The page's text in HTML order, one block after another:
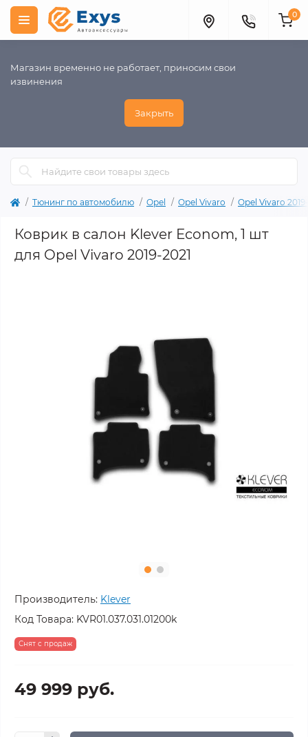
Магазин временно не работает, приносим свои
извинения
Закрыть
0
Тюнинг по автомобилю Opel Opel Vivaro Opel Vivaro
Коврик в салон Klever Econom, 1 шт
для Opel Vivaro 2019-2021
Производитель: Klever
Код Товара: KVR01.037.031.01200k
Снят с продаж
49 999 руб.